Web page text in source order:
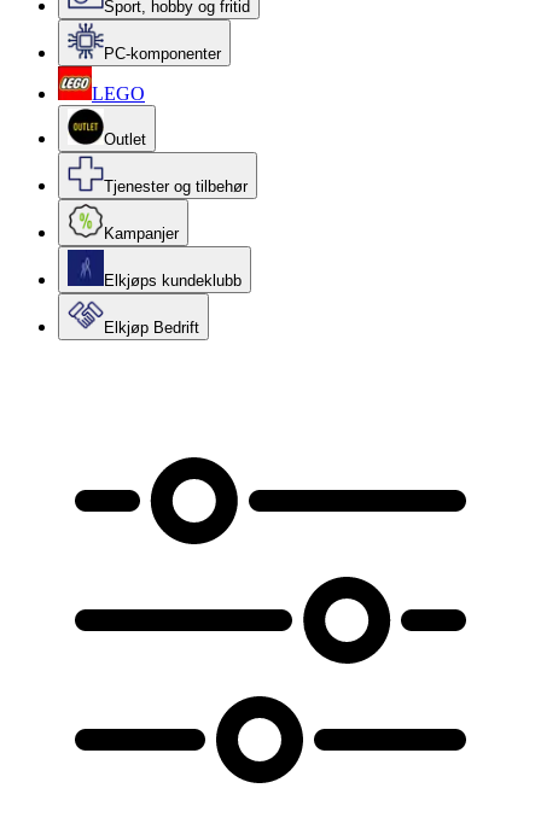
Sport, hobby og fritid
PC-komponenter
LEGO
Outlet
Tjenester og tilbehør
Kampanjer
Elkjøps kundeklubb
Elkjøp Bedrift